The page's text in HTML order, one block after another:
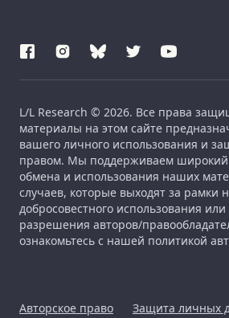
L/L Research © 2026. Все права
материалы на этом сайте
вашего личного использования и
правом. Мы поддерживаем широкий
обмена и использования наших
случаев, которые выходят за рамки
добросовестного использования
разрешения авторов/
ознакомьтесь с нашей политикой
Авторское право Защита личных